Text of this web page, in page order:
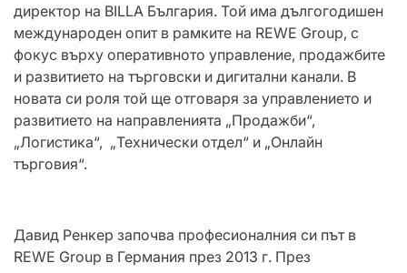
директор на BILLA България. Той има дългогодишен
международен опит в рамките на REWE Group, с
фокус върху оперативното управление, продажбите
и развитието на търговски и дигитални канали. В
новата си роля той ще отговаря за управлението и
развитието на направленията „Продажби“,
„Логистика“, „Технически отдел“ и „Онлайн
търговия“.
Давид Ренкер започва професионалния си път в
REWE Group в Германия през 2013 г. През